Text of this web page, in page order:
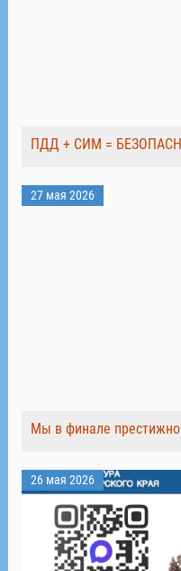
ПДД + СИМ =
27 мая 2026
Мы в финале
26 мая 2026